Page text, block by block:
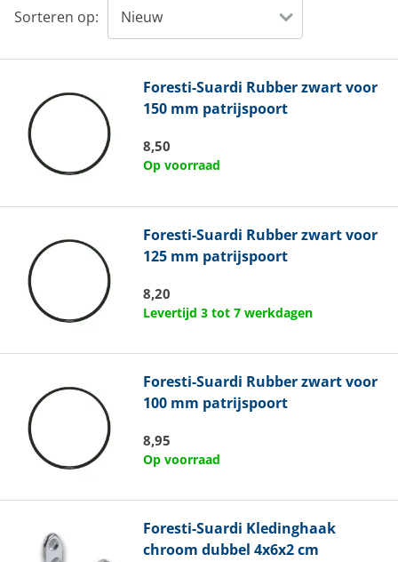
Sorteren op:
Foresti-Suardi Rubber zwart voor
150 mm patrijspoort
8,50
Op voorraad
Foresti-Suardi Rubber zwart voor
125 mm patrijspoort
8,20
Levertijd 3 tot 7 werkdagen
Foresti-Suardi Rubber zwart voor
100 mm patrijspoort
8,95
Op voorraad
Foresti-Suardi Kledinghaak
chroom dubbel 4x6x2 cm